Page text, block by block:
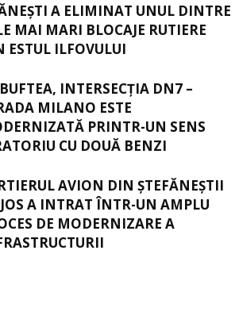
A ELIMINAT UNUL DINTRE
MAI MARI BLOCAJE RUTIERE
ESTUL ILFOVULUI
INTERSECŢIA DN7 –
MILANO ESTE
PRINTR-UN SENS
CU DOUĂ BENZI
AVION DIN ŞTEFĂNEŞTII
A INTRAT ÎNTR-UN AMPLU
DE MODERNIZARE A